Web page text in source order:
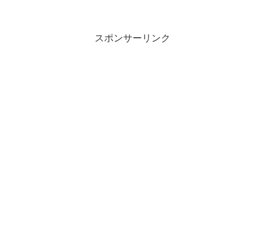
スポンサーリンク